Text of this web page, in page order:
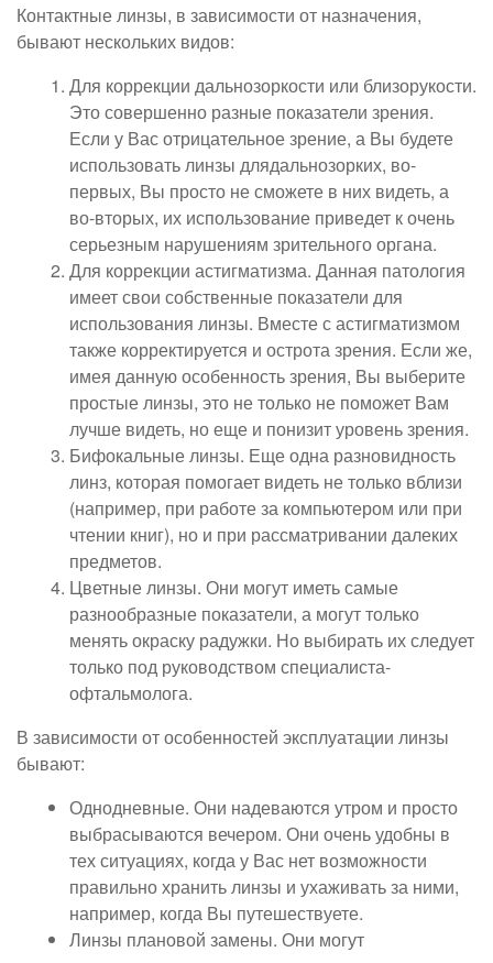
Контактные линзы, в зависимости от назначения,
бывают нескольких видов:
Для коррекции дальнозоркости или близорукости.
Это совершенно разные показатели зрения.
Если у Вас отрицательное зрение, а Вы будете
использовать линзы длядальнозорких, во-
первых, Вы просто не сможете в них видеть, а
во-вторых, их использование приведет к очень
серьезным нарушениям зрительного органа.
Для коррекции астигматизма. Данная патология
имеет свои собственные показатели для
использования линзы. Вместе с астигматизмом
также корректируется и острота зрения. Если же,
имея данную особенность зрения, Вы выберите
простые линзы, это не только не поможет Вам
лучше видеть, но еще и понизит уровень зрения.
Бифокальные линзы. Еще одна разновидность
линз, которая помогает видеть не только вблизи
(например, при работе за компьютером или при
чтении книг), но и при рассматривании далеких
предметов.
Цветные линзы. Они могут иметь самые
разнообразные показатели, а могут только
менять окраску радужки. Но выбирать их следует
только под руководством специалиста-
офтальмолога.
В зависимости от особенностей эксплуатации линзы
бывают:
Однодневные. Они надеваются утром и просто
выбрасываются вечером. Они очень удобны в
тех ситуациях, когда у Вас нет возможности
правильно хранить линзы и ухаживать за ними,
например, когда Вы путешествуете.
Линзы плановой замены. Они могут